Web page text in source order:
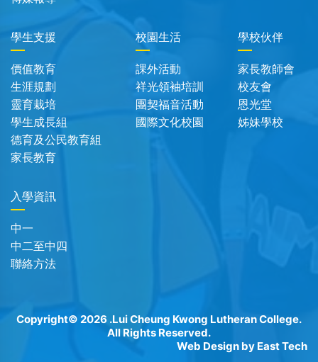
學生支援
價值教育
生涯規劃
靈育栽培
學生成長組
德育及公民教育組
家長教育
校園生活
課外活動
祥光領袖培訓
團契福音活動
國際文化校園
學校伙伴
家長教師會
校友會
恩光堂
姊妹學校
入學資訊
中一
中二至中四
聯絡方法
Copyright© 2026 .Lui Cheung Kwong Lutheran College.
All Rights Reserved.
Web Design by East Tech